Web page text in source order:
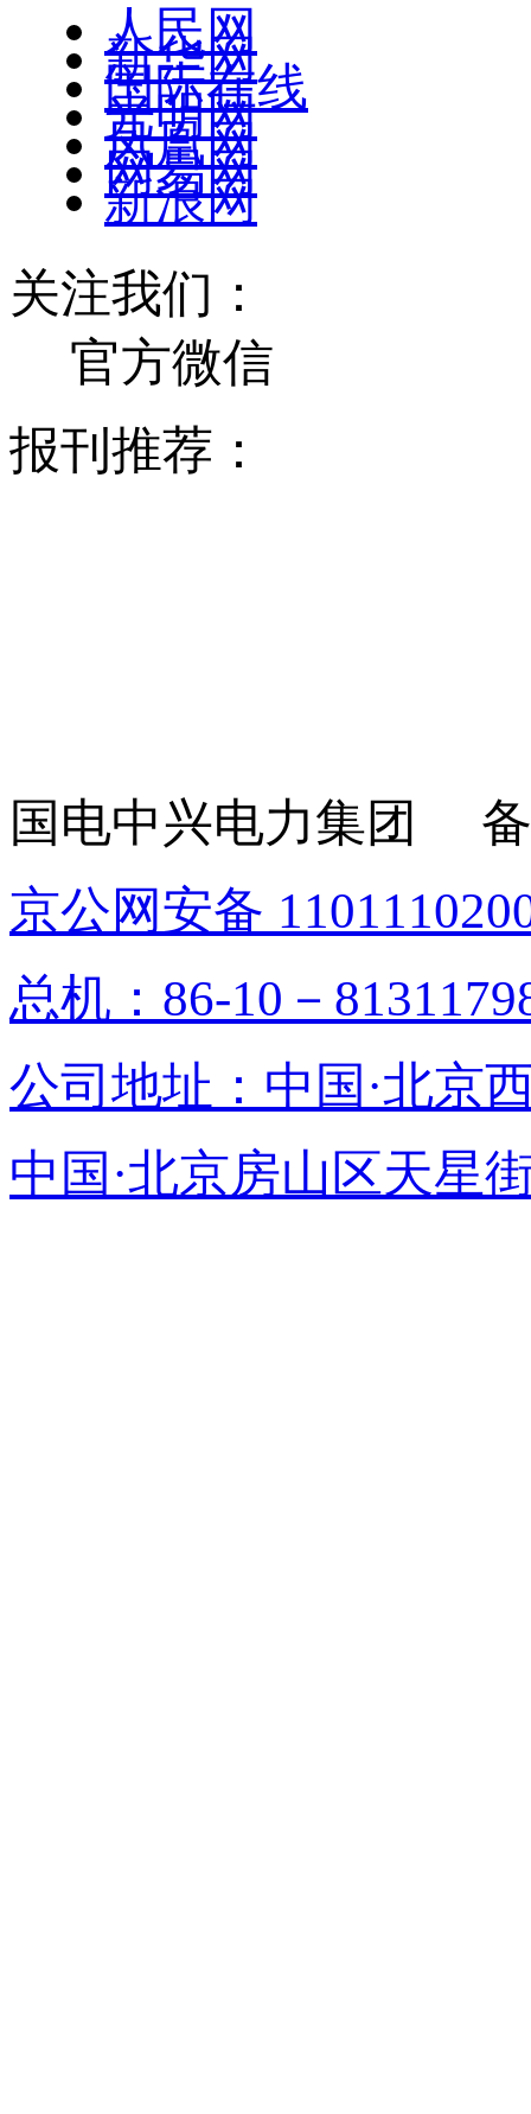
人民网
新华网
国际在线
光明网
凤凰网
网易网
新浪网
关注我们：
官方微信
报刊推荐：
国电中兴电力集团
京公网安备
总机：86-10－
公司地址：中国·北京
中国·北京房山区天星